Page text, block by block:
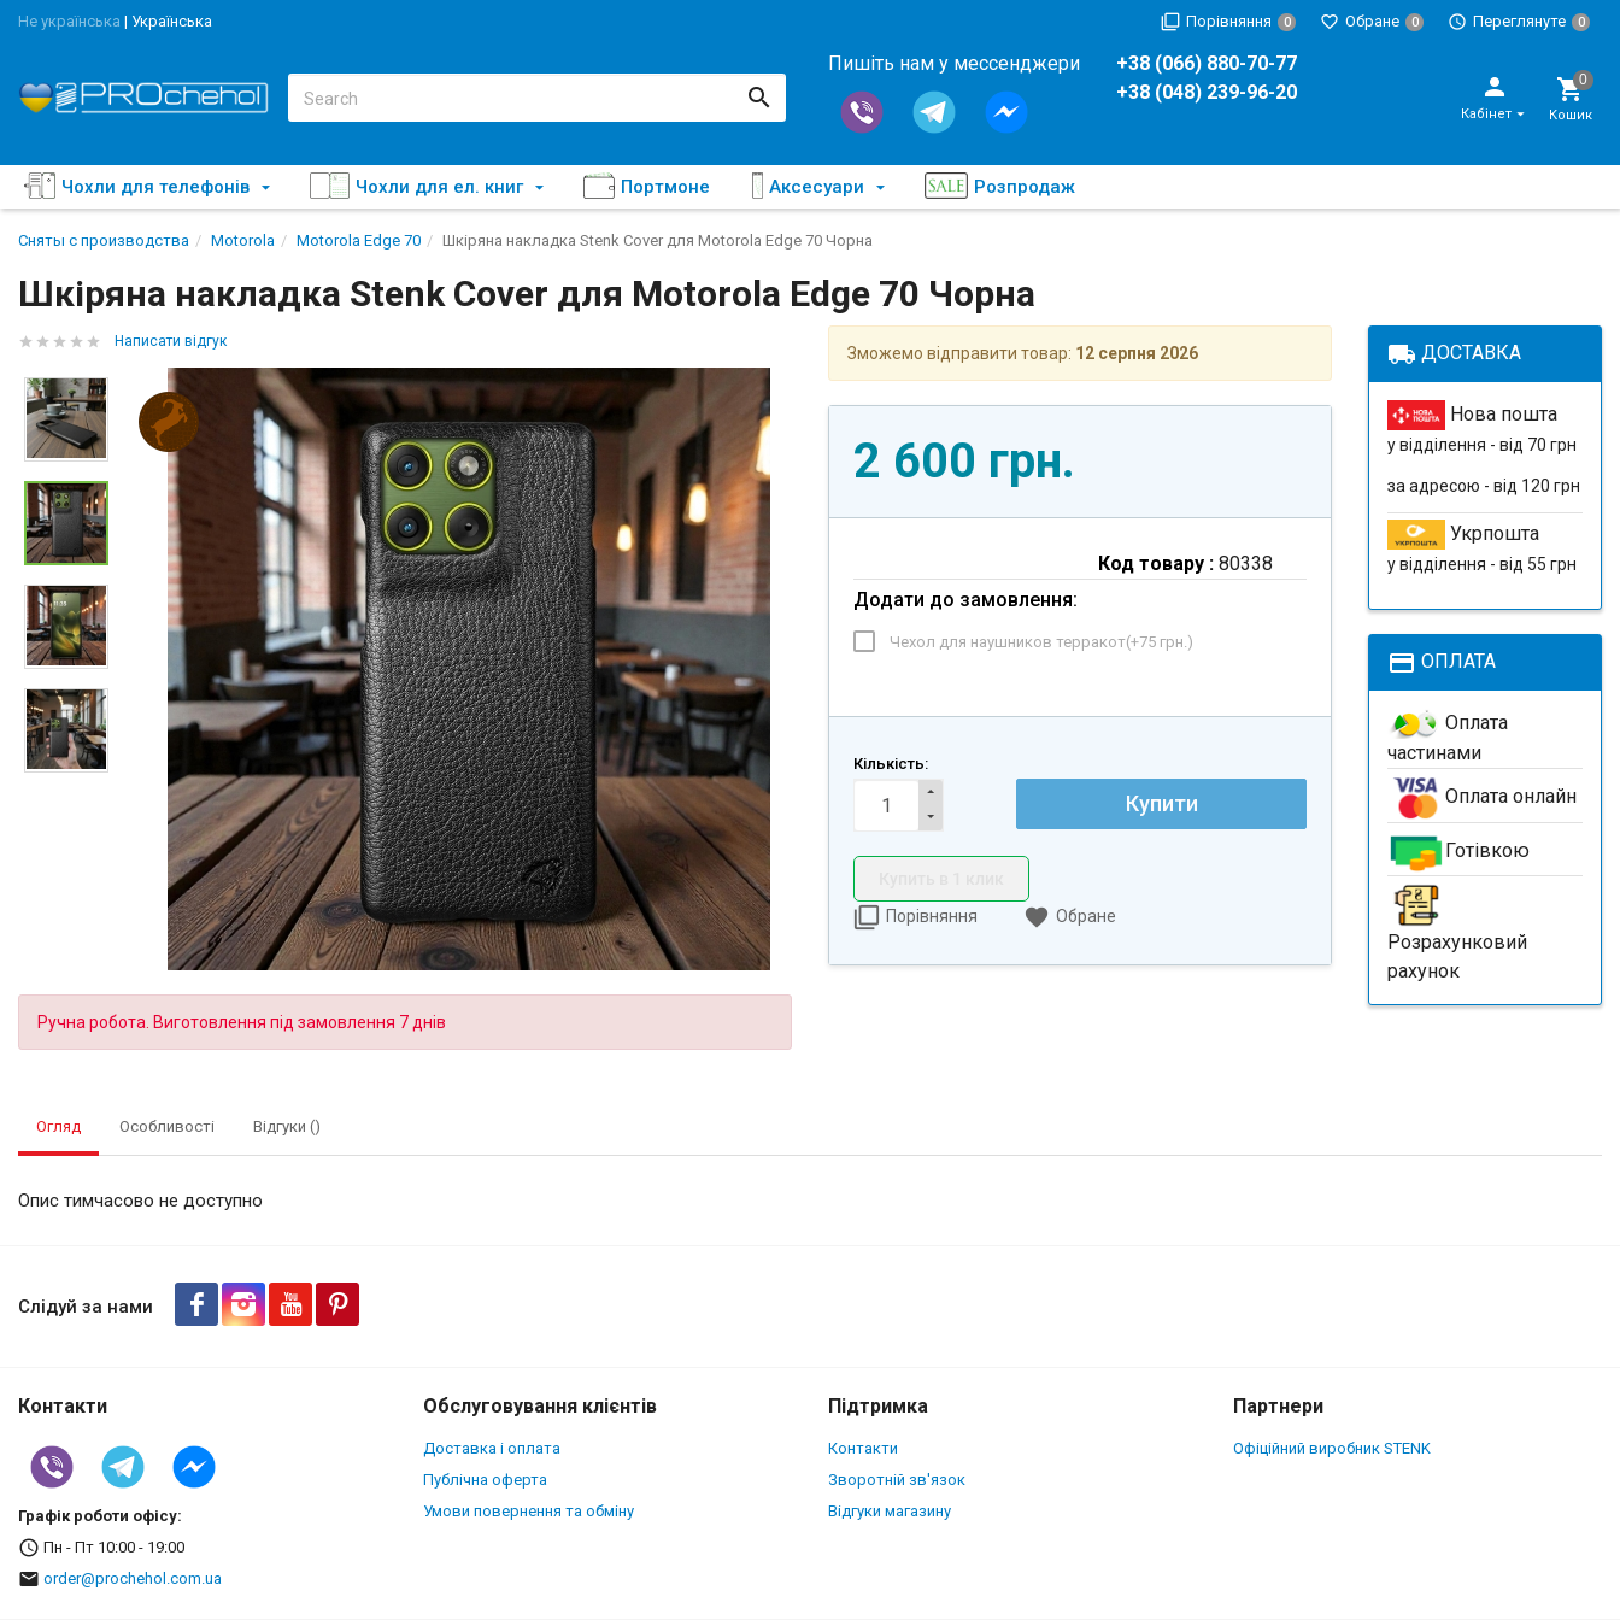
Не українська | Українська Порівняння 0 Обране 0 Переглянуте 0
Пишіть нам у мессенджери
+38 (066) 880-70-77
+38 (048) 239-96-20
Кабінет Кошик
Чохли для телефонів Чохли для ел. книг Портмоне Аксесуари Розпродаж
Сняты с производства Motorola Motorola Edge 70 Шкіряна накладка Stenk Cover для Motorola Edge 70 Чорна
Шкіряна накладка Stenk Cover для Motorola Edge 70 Чорна
Написати відгук
Ручна робота. Виготовлення під замовлення 7 днів
Зможемо відправити товар: 12 серпня 2026
2 600 грн.
Код товару : 80338
Додати до замовлення:
Чехол для наушников терракот(+75 грн.)
Кількість:
Купити
Порівняння
Обране
local_shipping ДОСТАВКА
Нова пошта
у відділення - від 70 грн
за адресою - від 120 грн
Укрпошта
у відділення - від 55 грн
payment ОПЛАТА
Оплата
частинами
Оплата онлайн
Готівкою
Розрахунковий
рахунок
Огляд Особливості Відгуки ()
Опис тимчасово не доступно
Шкіряна накладка Stenk Cover для Motorola Edge 70 Чорна
Слідуй за нами
Контакти
Графік роботи офісу:
Пн - Пт 10:00 - 19:00
order@prochehol.com.ua
Обслуговування клієнтів
Доставка і оплата
Публічна оферта
Умови повернення та обміну
Підтримка
Контакти
Зворотній зв'язок
Відгуки магазину
Партнери
Офіційний виробник STENK